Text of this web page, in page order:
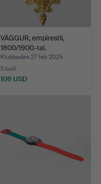
VÄGGUR, empirestil,
1800/1900-tal.
Klubbades 27 feb 2025
5 bud
106 USD